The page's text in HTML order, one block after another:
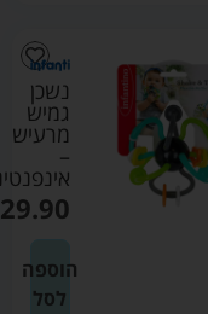
נשכן
גמיש
מרעיש
–
29.90
הוספה
לסל